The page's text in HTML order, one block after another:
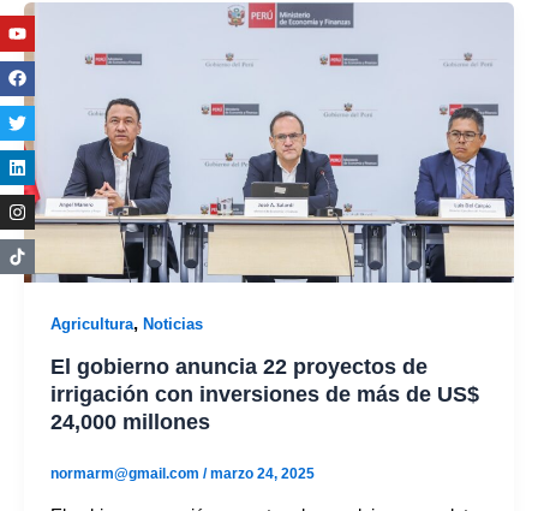
Agricultura, Noticias
El gobierno anuncia 22 proyectos de
irrigación con inversiones de más de US$
24,000 millones
normarm@gmail.com /marzo 24, 2025
Youtube
Facebook
Twitter
Linkedin
Instagram